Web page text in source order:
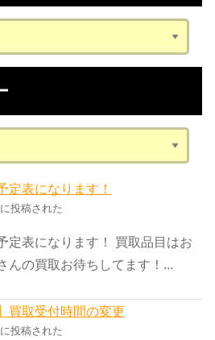
定表になります！
投稿された
定表になります！ 買取品目はお
んの買取お待ちしてます！...
買取受付時間の変更
投稿された